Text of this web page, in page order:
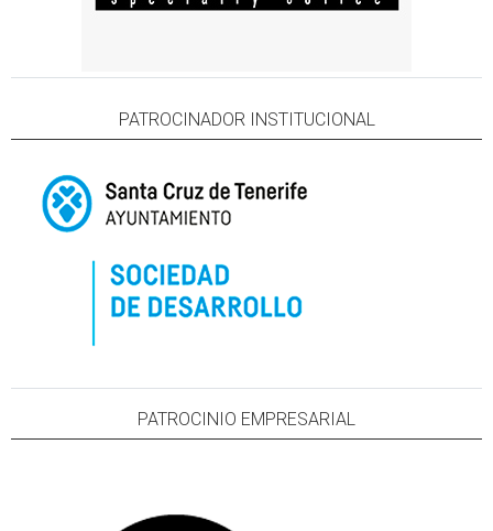
PATROCINADOR INSTITUCIONAL
PATROCINIO EMPRESARIAL